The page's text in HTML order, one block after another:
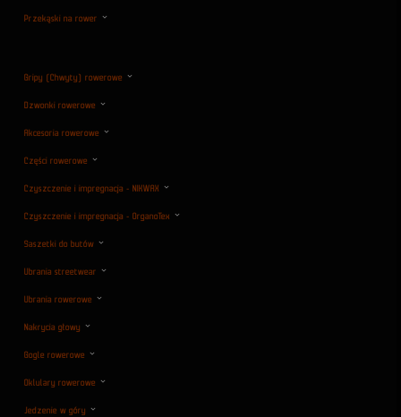
Przekąski na rower
Gripy (Chwyty) rowerowe
Dzwonki rowerowe
Akcesoria rowerowe
Części rowerowe
Czyszczenie i impregnacja - NIKWAX
Czyszczenie i impregnacja - OrganoTex
Saszetki do butów
Ubrania streetwear
Ubrania rowerowe
Nakrycia głowy
Gogle rowerowe
Oklulary rowerowe
Jedzenie w góry